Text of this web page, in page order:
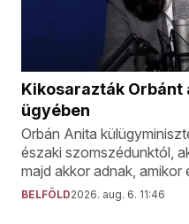
Kikosarazták Orbánt
ügyében
Orbán Anita
északi szomszédunktól,
majd akkor adnak, amikor
BELFÖLD2026. aug. 6. 11:46